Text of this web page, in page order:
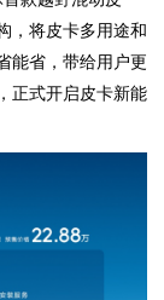
，将皮卡多用途和
能省，带给用户更
正式开启皮卡新能